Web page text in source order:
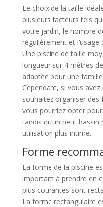
Le choix de la taille
plusieurs facteurs tels
votre jardin, le nombre
régulièrement et
Une piscine de taille
longueur sur 4 mètres
adaptée pour une
Cependant, si vous
souhaitez organiser des
vous pourriez opter
tandis qu’un petit
utilisation plus intime.
Forme
La forme de la piscine
important à prendre en
plus courantes sont
La forme rectangulaire